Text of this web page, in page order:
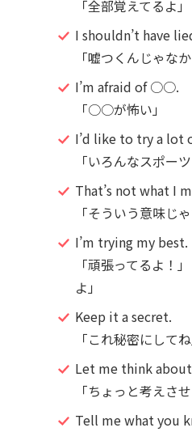
「全部覚えてるよ」
I shouldn’t have
「嘘つくんじゃなか
I’m afraid of ○○.
「○○が怖い」
I’d like to try a lot
「いろんなスポー
That’s not what I
「そういう意味じ
I’m trying my best.
「頑張ってるよ！
よ」
Keep it a secret.
「これ秘密にしてね
Let me think
「ちょっと考えさせ
Tell me what you